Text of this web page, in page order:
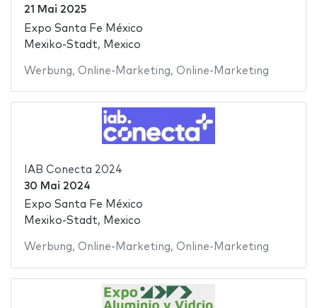
21 Mai 2025
Expo Santa Fe México
Mexiko-Stadt, Mexico
Werbung, Online-Marketing, Online-Marketing
IAB Conecta 2024
30 Mai 2024
Expo Santa Fe México
Mexiko-Stadt, Mexico
Werbung, Online-Marketing, Online-Marketing